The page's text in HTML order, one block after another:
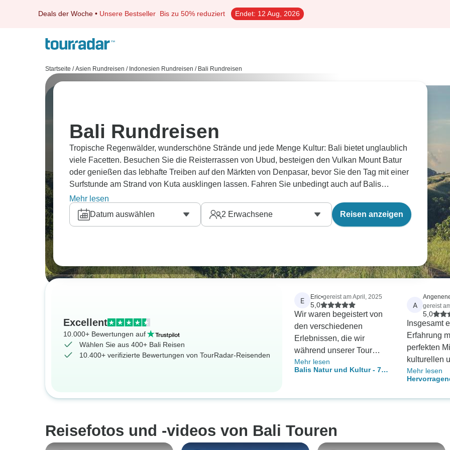
Deals der Woche • Unsere Bestseller Bis zu 50% reduziert Endet: 12 Aug, 2026
Startseite / Asien Rundreisen / Indonesien Rundreisen / Bali Rundreisen
Bali Rundreisen
Tropische Regenwälder, wunderschöne Strände und jede Menge Kultur: Bali bietet unglaublich
viele Facetten. Besuchen Sie die Reisterrassen von Ubud, besteigen den Vulkan Mount Batur
oder genießen das lebhafte Treiben auf den Märkten von Denpasar, bevor Sie den Tag mit einer
Surfstunde am Strand von Kuta ausklingen lassen. Fahren Sie unbedingt auch auf Balis
Nachbarinseln und genießen atemberaubende Aussichten auf Nusa Pendia, schnorcheln auf
Nusa Lembongan mit Mantarochen oder schwimmen auf den Gili Inseln mit Schildkröten.
Mehr lesen
Datum auswählen
2 Erwachsene Reisen anzeigen
Excellent
10.000+ Bewertungen auf
Wählen Sie aus 400+ Bali Reisen
10.400+ verifizierte Bewertungen von TourRadar-Reisenden
E Eric•gereist am April, 2025
5,0
Wir waren begeistert von
den verschiedenen
Erlebnissen, die wir
während unserer Tour
hatten. Vor allem der erste
Tag mit dem Dorferlebnis /
Rafting und dem
upgegradet, so dass wir
nicht mehr 3 Nächte in
Mehr lesen
Balis Natur und Kultur - 7
A
gereist
5,0
Insgesamt
Erfahrung
perfekten
kulturellen
und
dabei war,
Mehr lesen
Reisefotos und -videos von Bali Touren